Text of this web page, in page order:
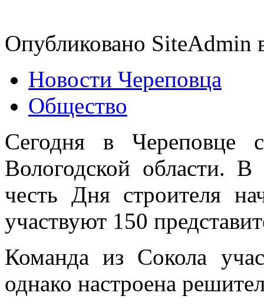
Опубликовано SiteAdmin
Новости Череповца
Общество
Сегодня в Череповце
Вологодской области.
честь Дня строителя
участвуют 150
Команда из Сокола
однако настроена